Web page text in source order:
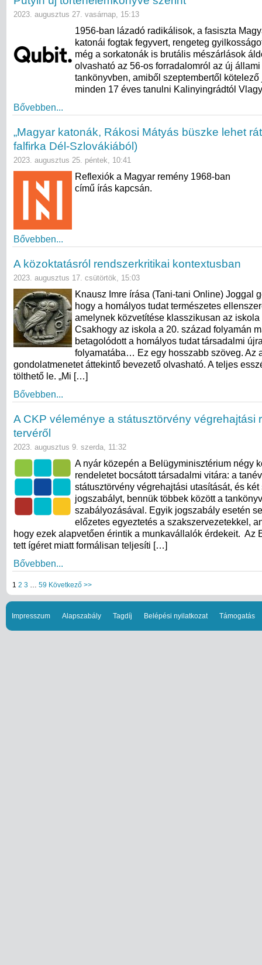
2023. augusztus 27. vasárnap, 15:13
1956-ban lázadó radikálisok, a fasiszta
katonái fogtak fegyvert, rengeteg
még a sorkatonák is brutális mészárlások
olvasható az 56-os forradalomról az új
tankönyvben, amiből szeptembertől
minden 17 éves tanulni Kalinyingrádtól
Bővebben...
„Magyar katonák, Rákosi Mátyás büszke lehet
falfirka Dél-Szlovákiából)
2023. augusztus 25. péntek, 10:41
Reflexiók a Magyar remény 1968-ban
című írás kapcsán.
Bővebben...
A közoktatásról rendszerkritikai kontextusban
2023. augusztus 17. csütörtök, 15:03
Knausz Imre írása (Tani-tani Online) Joggal
hogy a homályos tudat természetes
amelynek közvetítése klasszikusan az iskola
Csakhogy az iskola a 20. század folyamán
betagolódott a homályos tudat társadalmi
folyamatába… Ez egy hosszabb szöveg. Az
gondolatmenetet áttekintő bevezető olvasható. A teljes
tölthető le. „Mi […]
Bővebben...
A CKP véleménye a státusztörvény végrehajtási
tervéről
2023. augusztus 9. szerda, 11:32
A nyár közepén a Belügyminisztérium négy
rendeletet bocsátott társadalmi vitára: a
státusztörvény végrehajtási utasítását, és két
jogszabályt, bennük többek között a
szabályozásával. Egyik jogszabály esetén
előzetes egyeztetés a szakszervezetekkel,
hogy ezek alapvetően érintik a munkavállalók érdekeit. Az
tett ígéret miatt formálisan teljesíti […]
Bővebben...
1 2 3 59 Következő >>
Impresszum Alapszabály Tagdíj Belépési nyilatkozat Támogatás